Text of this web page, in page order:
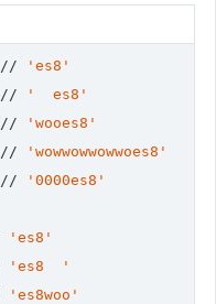
//
'es8'
//
'  es8'
//
'wooes8'
//
'wowwowwowwoes8'
// '0000es8'
'es8'
'es8  '
'es8woo'